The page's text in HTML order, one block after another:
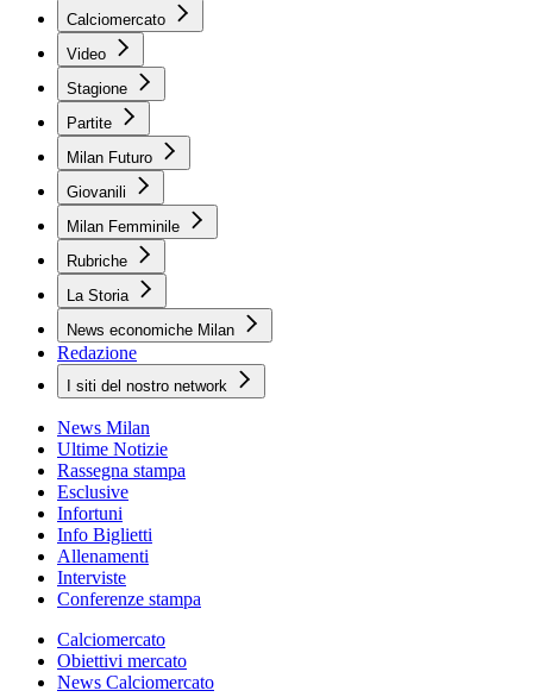
Calciomercato
Video
Stagione
Partite
Milan Futuro
Giovanili
Milan Femminile
Rubriche
La Storia
News economiche Milan
Redazione
I siti del nostro network
News Milan
Ultime Notizie
Rassegna stampa
Esclusive
Infortuni
Info Biglietti
Allenamenti
Interviste
Conferenze stampa
Calciomercato
Obiettivi mercato
News Calciomercato